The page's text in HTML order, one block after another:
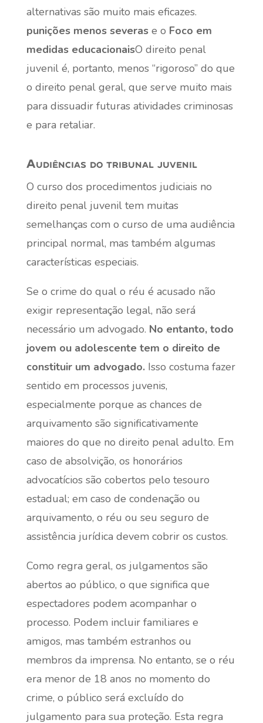
alternativas são muito mais eficazes.
punições menos severase o Foco em
medidas educacionaisO direito penal
juvenil é, portanto, menos “rigoroso” do que
o direito penal geral, que serve muito mais
para dissuadir futuras atividades criminosas
e para retaliar.
Audiências do tribunal juvenil
O curso dos procedimentos judiciais no
direito penal juvenil tem muitas
semelhanças com o curso de uma audiência
principal normal, mas também algumas
características especiais.
Se o crime do qual o réu é acusado não
exigir representação legal, não será
necessário um advogado. No entanto, todo
jovem ou adolescente tem o direito de
constituir um advogado.Isso costuma fazer
sentido em processos juvenis,
especialmente porque as chances de
arquivamento são significativamente
maiores do que no direito penal adulto. Em
caso de absolvição, os honorários
advocatícios são cobertos pelo tesouro
estadual; em caso de condenação ou
arquivamento, o réu ou seu seguro de
assistência jurídica devem cobrir os custos.
Como regra geral, os julgamentos são
abertos ao público, o que significa que
espectadores podem acompanhar o
processo. Podem incluir familiares e
amigos, mas também estranhos ou
membros da imprensa. No entanto, se o réu
era menor de 18 anos no momento do
crime, o público será excluído do
julgamento para sua proteção. Esta regra